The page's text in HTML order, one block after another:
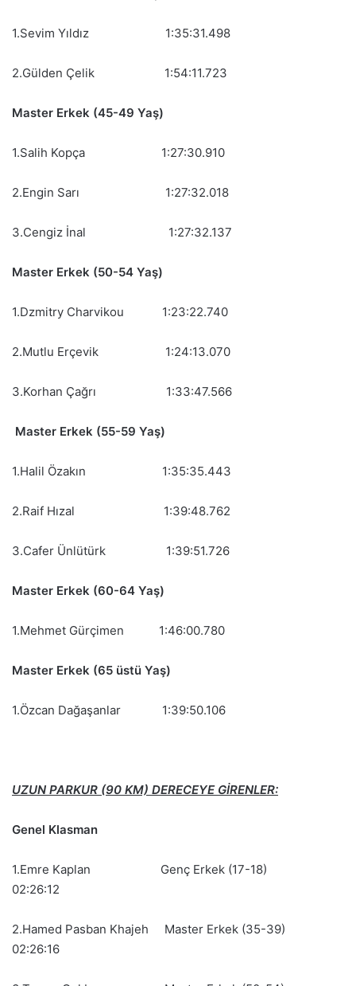
1.Sevim Yıldız 1:35:31.498
2.Gülden Çelik 1:54:11.723
Master Erkek (45-49 Yaş)
1.Salih Kopça 1:27:30.910
2.Engin Sarı 1:27:32.018
3.Cengiz İnal 1:27:32.137
Master Erkek (50-54 Yaş)
1.Dzmitry Charvikou 1:23:22.740
2.Mutlu Erçevik 1:24:13.070
3.Korhan Çağrı 1:33:47.566
Master Erkek (55-59 Yaş)
1.Halil Özakın 1:35:35.443
2.Raif Hızal 1:39:48.762
3.Cafer Ünlütürk 1:39:51.726
Master Erkek (60-64 Yaş)
1.Mehmet Gürçimen 1:46:00.780
Master Erkek (65 üstü Yaş)
1.Özcan Dağaşanlar 1:39:50.106
UZUN PARKUR (90 KM) DERECEYE GİRENLER:
Genel Klasman
1.Emre Kaplan Genç Erkek (17-18)
02:26:12
2.Hamed Pasban Khajeh Master Erkek (35-39)
02:26:16